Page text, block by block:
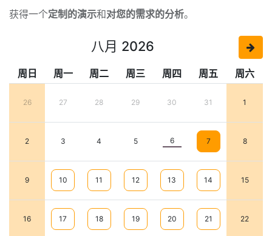
获得一个定制的演示和对您的需求的分析。
八月 2026
周日 周一 周二 周三 周四 周五 周六
26 27 28 29 30 31 1
2 3 4 5 6 7 8
9 10 11 12 13 14 15
16 17 18 19 20 21 22